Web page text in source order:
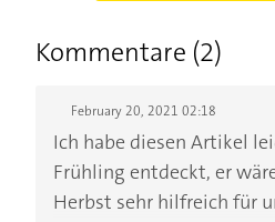
Kommentare (2)
February 20, 2021 02:18
Ich habe diesen Artikel
Frühling entdeckt, er
Herbst sehr hilfreich für